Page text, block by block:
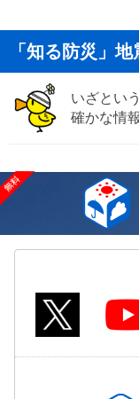
「知る防災」地
いざとい
確かな情